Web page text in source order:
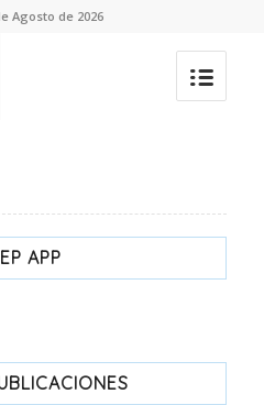
Agosto de 2026
APP